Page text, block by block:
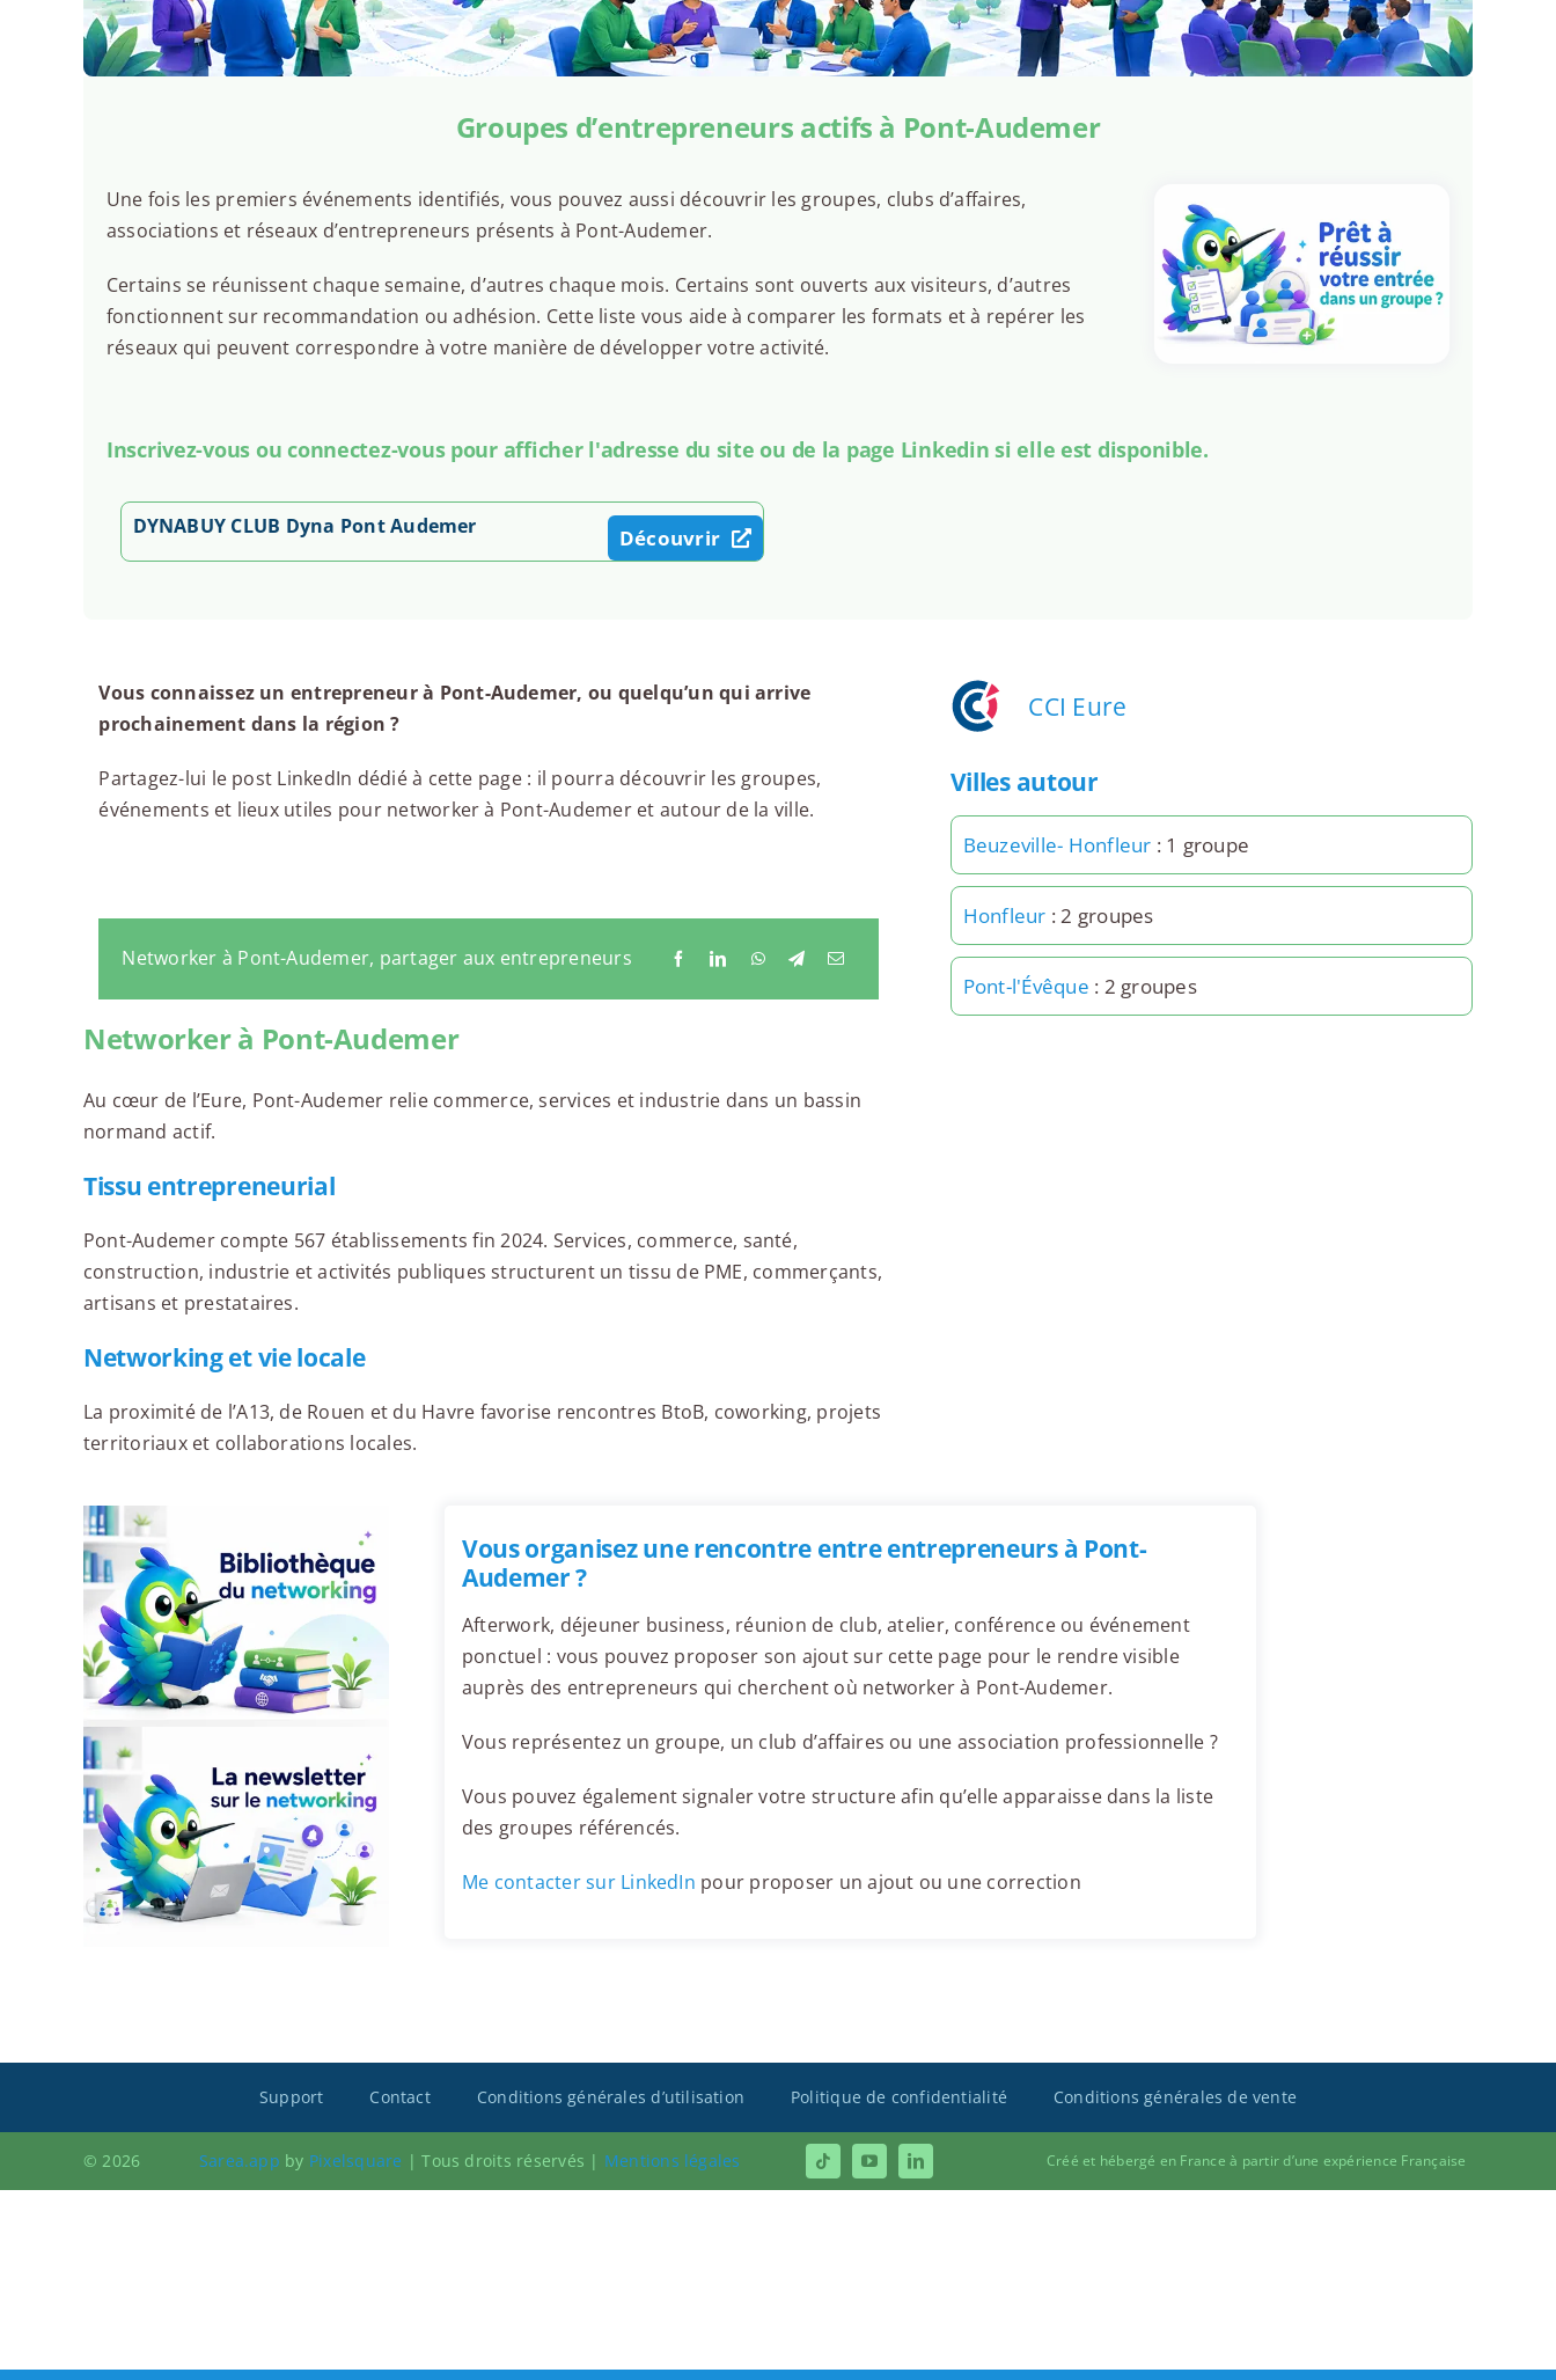
Groupes d’entrepreneurs actifs à Pont-Audemer
Une fois les premiers événements identifiés, vous pouvez aussi découvrir les groupes, clubs d’affaires,
associations et réseaux d’entrepreneurs présents à Pont-Audemer.
Certains se réunissent chaque semaine, d’autres chaque mois. Certains sont ouverts aux visiteurs, d’autres
fonctionnent sur recommandation ou adhésion. Cette liste vous aide à comparer les formats et à repérer les
réseaux qui peuvent correspondre à votre manière de développer votre activité.
Inscrivez-vous ou connectez-vous pour afficher l'adresse du site ou de la page Linkedin si elle est disponible.
DYNABUY CLUB Dyna Pont Audemer Découvrir
Vous connaissez un entrepreneur à Pont-Audemer, ou quelqu’un qui arrive
prochainement dans la région ?
Partagez-lui le post LinkedIn dédié à cette page : il pourra découvrir les groupes,
événements et lieux utiles pour networker à Pont-Audemer et autour de la ville.
Networker à Pont-Audemer, partager aux entrepreneurs
Networker à Pont-Audemer
Au cœur de l’Eure, Pont-Audemer relie commerce, services et industrie dans un bassin
normand actif.
Tissu entrepreneurial
Pont-Audemer compte 567 établissements fin 2024. Services, commerce, santé,
construction, industrie et activités publiques structurent un tissu de PME, commerçants,
artisans et prestataires.
Networking et vie locale
La proximité de l’A13, de Rouen et du Havre favorise rencontres BtoB, coworking, projets
territoriaux et collaborations locales.
CCI Eure
Villes autour
Beuzeville- Honfleur : 1 groupe
Honfleur : 2 groupes
Pont-l'Évêque : 2 groupes
Vous organisez une rencontre entre entrepreneurs à Pont-
Audemer ?
Afterwork, déjeuner business, réunion de club, atelier, conférence ou événement
ponctuel : vous pouvez proposer son ajout sur cette page pour le rendre visible
auprès des entrepreneurs qui cherchent où networker à Pont-Audemer.
Vous représentez un groupe, un club d’affaires ou une association professionnelle ?
Vous pouvez également signaler votre structure afin qu’elle apparaisse dans la liste
des groupes référencés.
Me contacter sur LinkedIn pour proposer un ajout ou une correction
Support Contact Conditions générales d’utilisation Politique de confidentialité Conditions générales de vente
© 2026 Sarea.app by Pixelsquare |Tous droits réservés | Mentions légales Créé et hébergé en France à partir d’une expérience Française